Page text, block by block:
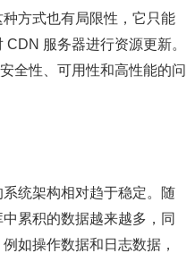
方式也有局限性，它只能
服务器进行资源更新。
全性、可用性和高性能的问
统架构相对趋于稳定。随
累积的数据越来越多，同
如操作数据和日志数据，